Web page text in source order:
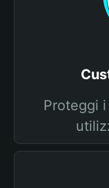
Proteggi